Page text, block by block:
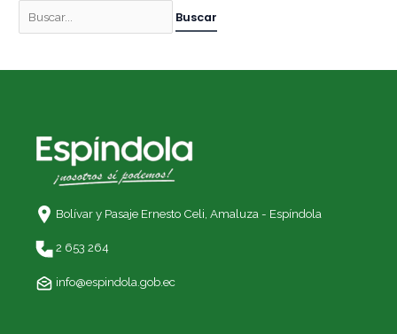
Bolívar y Pasaje Ernesto Celi, Amaluza - Espíndola
2 653 264
info@espindola.gob.ec